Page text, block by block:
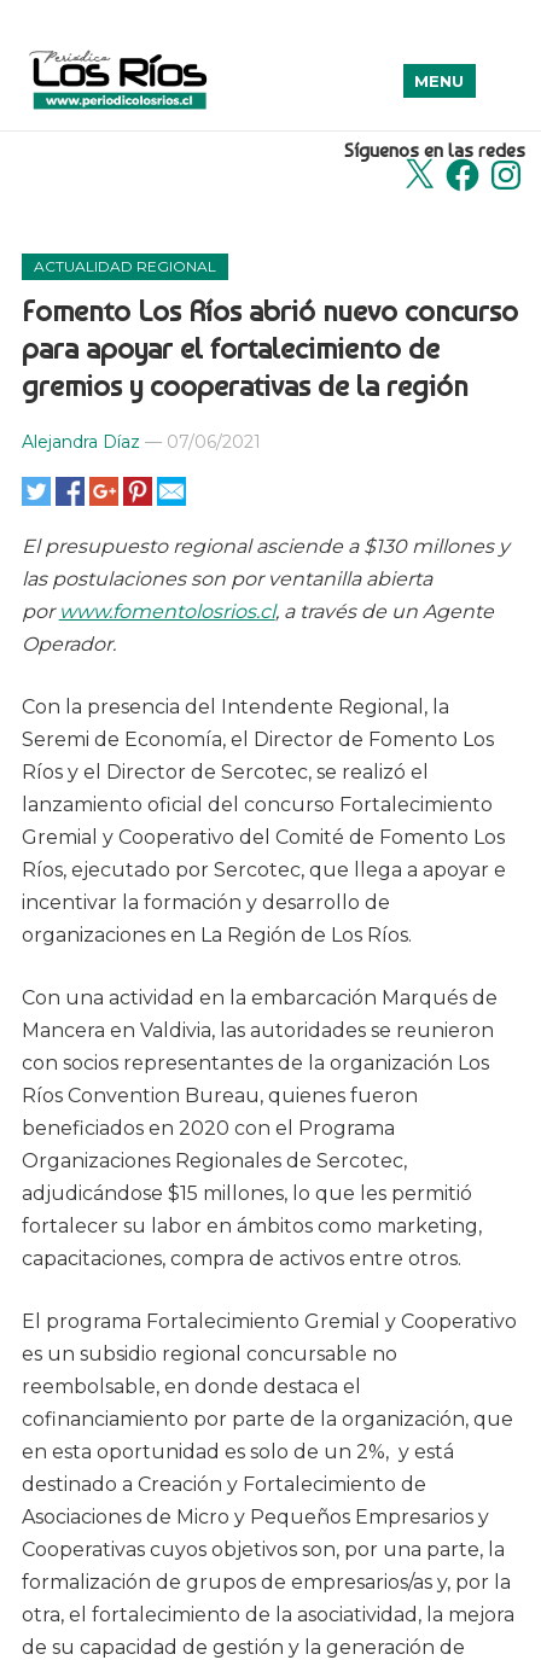
Síguenos en las redes
X Facebook
MENU
ACTUALIDAD REGIONAL
Fomento Los Ríos abrió nuevo concurso
para apoyar el fortalecimiento de
gremios y cooperativas de la región
Alejandra Díaz — 07/06/2021
El presupuesto regional asciende a $130 millones y
las postulaciones son por ventanilla abierta
por www.fomentolosrios.cl, a través de un Agente
Operador.
Con la presencia del Intendente Regional, la
Seremi de Economía, el Director de Fomento Los
Ríos y el Director de Sercotec, se realizó el
lanzamiento oficial del concurso Fortalecimiento
Gremial y Cooperativo del Comité de Fomento Los
Ríos, ejecutado por Sercotec, que llega a apoyar e
incentivar la formación y desarrollo de
organizaciones en La Región de Los Ríos.
Con una actividad en la embarcación Marqués de
Mancera en Valdivia, las autoridades se reunieron
con socios representantes de la organización Los
Ríos Convention Bureau, quienes fueron
beneficiados en 2020 con el Programa
Organizaciones Regionales de Sercotec,
adjudicándose $15 millones, lo que les permitió
fortalecer su labor en ámbitos como marketing,
capacitaciones, compra de activos entre otros.
El programa Fortalecimiento Gremial y Cooperativo
es un subsidio regional concursable no
reembolsable, en donde destaca el
cofinanciamiento por parte de la organización, que
en esta oportunidad es solo de un 2%, y está
destinado a Creación y Fortalecimiento de
Asociaciones de Micro y Pequeños Empresarios y
Cooperativas cuyos objetivos son, por una parte, la
formalización de grupos de empresarios/as y, por la
otra, el fortalecimiento de la asociatividad, la mejora
de su capacidad de gestión y la generación de